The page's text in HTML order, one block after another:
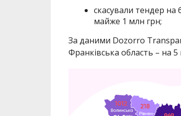
скасували тендер на
майже 1 млн грн;
За даними Dozorro
Франківська область – на 5